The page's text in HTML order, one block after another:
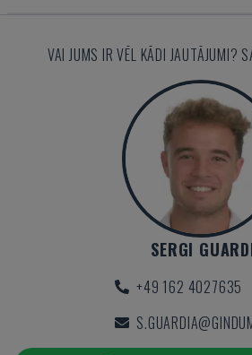
VAI JUMS IR VĒL KĀDI JAUTĀJUMI?
SERGI
+49 162 4027635